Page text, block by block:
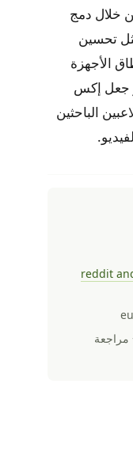
خلال دمج
تحسين
الأجهزة
جعل إكس
الباحثين
reddit
مراجعة